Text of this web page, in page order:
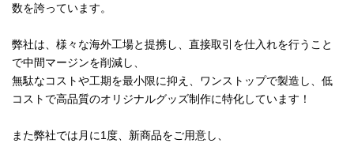
数を誇っています。
弊社は、様々な海外工場と提携し、直接取引を仕入れを行うこと
で中間マージンを削減し、
無駄なコストや工期を最小限に抑え、ワンストップで製造し、低
コストで高品質のオリジナルグッズ制作に特化しています！
また弊社では月に1度、新商品をご用意し、